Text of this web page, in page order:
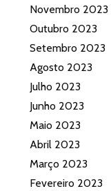
Novembro 2023
Outubro 2023
Setembro 2023
Agosto 2023
Julho 2023
Junho 2023
Maio 2023
Abril 2023
Março 2023
Fevereiro 2023